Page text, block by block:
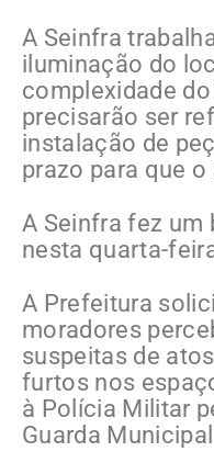
A Seinfra
iluminação do
complexidade
precisarão ser
instalação de
prazo para que
A Seinfra fez
nesta quarta-
A Prefeitura
moradores
suspeitas de
furtos nos
à Polícia Militar
Guarda